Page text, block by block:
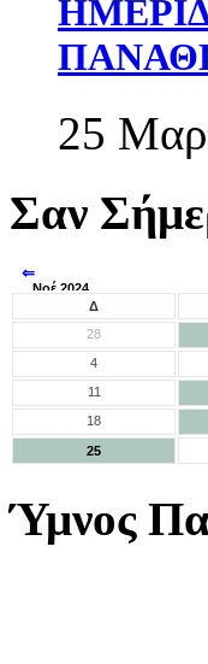
25
Σαν
⇐
Νοέ 2024
Δ
28
4
11
18
25
Ύμνος